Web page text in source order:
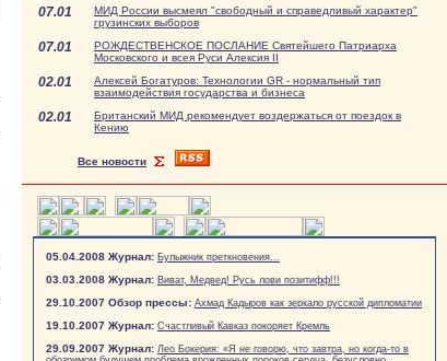
07.01
МИД России высмеял "свободный и справедливый характер"
грузинских выборов
07.01
РОЖДЕСТВЕНСКОЕ ПОСЛАНИЕ Святейшего Патриарха
Московского и всея Руси Алексия II
02.01
Алексей Богатуров: Технологии GR - нормальный тип
взаимодействия государства и бизнеса
02.01
Британский МИД рекомендует воздержаться от поездок в
Кению
Все новости
05.04.2008 Журнал: Булыжник преткновения...
03.03.2008 Журнал: Виват, Медвед! Русь лови позитифф!!!
29.10.2007 Обзор прессы: Ахмад Кадыров как зеркало русской дипломатии
19.10.2007 Журнал: Счастливый Кавказ покоряет Кремль
29.09.2007 Журнал: Лео Бокерия: «Я не говорю, что завтра, но когда-то в